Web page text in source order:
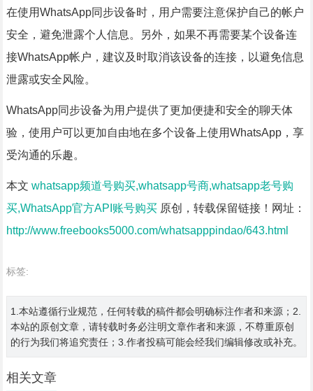
在使用WhatsApp同步设备时，用户需要注意保护自己的帐户
安全，避免泄露个人信息。另外，如果不再需要某个设备连
接WhatsApp帐户，建议及时取消该设备的连接，以避免信息
泄露或安全风险。
WhatsApp同步设备为用户提供了更加便捷和安全的聊天体
验，使用户可以更加自由地在多个设备上使用WhatsApp，享
受沟通的乐趣。
本文 whatsapp频道号购买,whatsapp号商,whatsapp老号购
买,WhatsApp官方API账号购买原创，转载保留链接！网址：
http://www.freebooks5000.com/whatsapppindao/643.html
标签:
1.本站遵循行业规范，任何转载的稿件都会明确标注作者和来源；2.
本站的原创文章，请转载时务必注明文章作者和来源，不尊重原创
的行为我们将追究责任；3.作者投稿可能会经我们编辑修改或补充。
相关文章